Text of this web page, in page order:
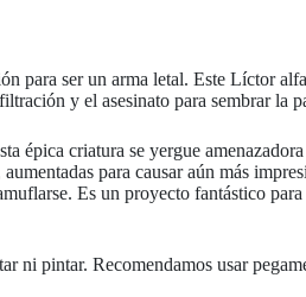
ser un arma letal. Este Líctor
y el asesinato para sembrar la
criatura se yergue
para causar aún más
Es un proyecto fantástico
ni pintar. Recomendamos usar